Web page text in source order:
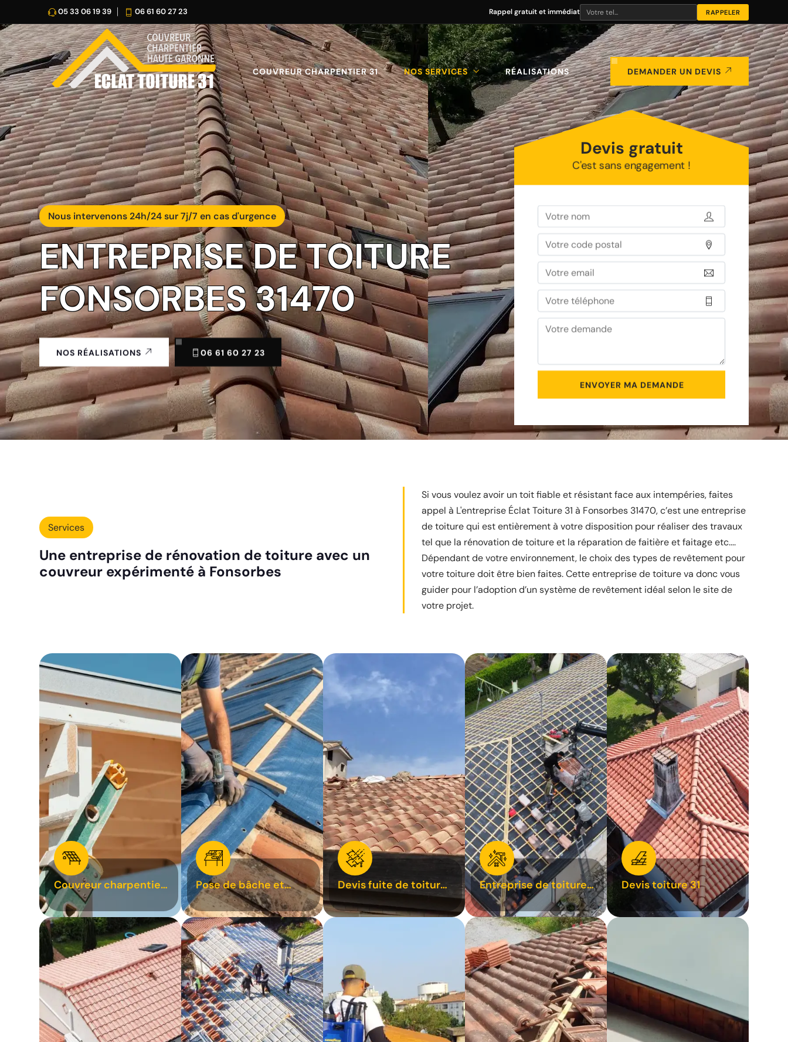
05 33 06 19 39 06 61 60 27 23 Rappel gratuit et immédiat
COUVREUR CHARPENTIER 31 NOS SERVICES RÉALISATIONS DEMANDER UN DEVIS
Nous intervenons 24h/24 sur 7j/7 en cas d'urgence
ENTREPRISE DE TOITURE
FONSORBES 31470
NOS RÉALISATIONS 06 61 60 27 23
Devis gratuit
C'est sans engagement !
Services
Une entreprise de rénovation de toiture avec un
couvreur expérimenté à Fonsorbes
Si vous voulez avoir un toit fiable et résistant face aux intempéries, faites
appel à L'entreprise Éclat Toiture 31 à Fonsorbes 31470, c’est une entreprise
de toiture qui est entièrement à votre disposition pour réaliser des travaux
tel que la rénovation de toiture et la réparation de faitière et faitage etc....
Dépendant de votre environnement, le choix des types de revêtement pour
votre toiture doit être bien faites. Cette entreprise de toiture va donc vous
guider pour l’adoption d’un système de revêtement idéal selon le site de
votre projet.
Couvreur charpentier
31
Pose de bâche et
bâchage de toiture 31
Devis fuite de toiture
31
Entreprise de toiture
31
Devis toiture 31